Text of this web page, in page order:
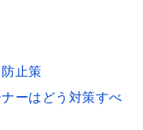
止策
ーはどう対策すべ